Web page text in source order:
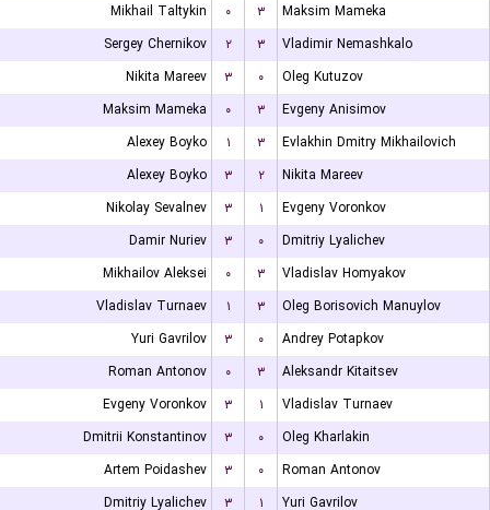
Mikhail Taltykin
۰ ۳
Maksim Mameka
Sergey Chernikov
۲ ۳
Vladimir Nemashkalo
Nikita Mareev
۳ ۰
Oleg Kutuzov
Maksim Mameka
۰ ۳
Evgeny Anisimov
Alexey Boyko
۱ ۳
Evlakhin Dmitry Mikhailovich
Alexey Boyko
۳ ۲
Nikita Mareev
Nikolay Sevalnev
۳ ۱
Evgeny Voronkov
Damir Nuriev
۳ ۰
Dmitriy Lyalichev
Mikhailov Aleksei
۰ ۳
Vladislav Homyakov
Vladislav Turnaev
۱ ۳
Oleg Borisovich Manuylov
Yuri Gavrilov
۳ ۰
Andrey Potapkov
Roman Antonov
۰ ۳
Aleksandr Kitaitsev
Evgeny Voronkov
۳ ۱
Vladislav Turnaev
Dmitrii Konstantinov
۳ ۰
Oleg Kharlakin
Artem Poidashev
۳ ۰
Roman Antonov
Dmitriy Lyalichev
۳ ۱
Yuri Gavrilov